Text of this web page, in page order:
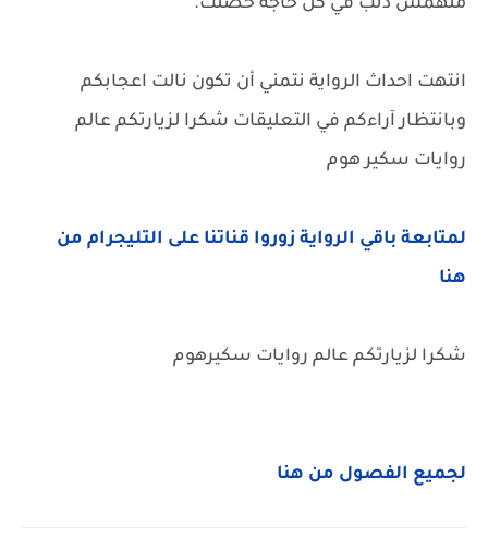
ملهمش ذنب في كل حاجة حصلت.
انتهت احداث الرواية نتمني أن تكون نالت اعجابكم
وبانتظار آراءكم في التعليقات شكرا لزيارتكم عالم
روايات سكير هوم
لمتابعة باقي الرواية زوروا قناتنا على التليجرام من
هنا
شكرا لزيارتكم عالم روايات سكيرهوم
لجميع الفصول من هنا